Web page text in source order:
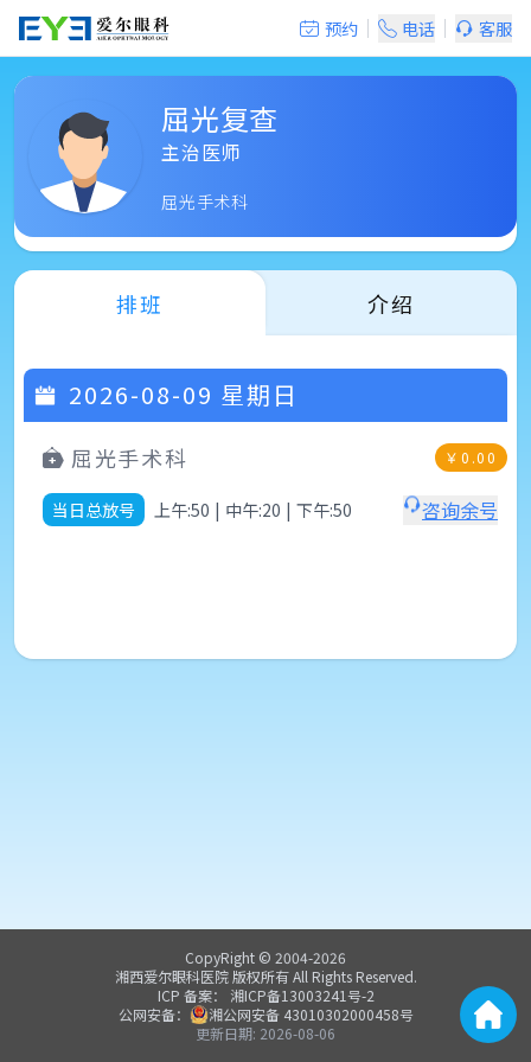
预约 电话 客服
屈光复查
主治医师
屈光手术科
排班 介绍
2026-08-09 星期日
屈光手术科 ￥ 0.00
当日总放号 上午:50 | 中午:20 | 下午:50 咨询余号
CopyRight © 2004-2026
湘西爱尔眼科医院版权所有 All Rights Reserved.
ICP 备案： 湘ICP备13003241号-2
公网安备：
湘公网安备 43010302000458号
更新日期: 2026-08-06